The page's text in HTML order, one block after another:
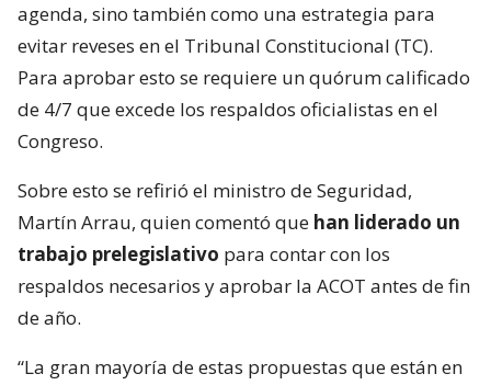
agenda, sino también como una estrategia para
evitar reveses en el Tribunal Constitucional (TC).
Para aprobar esto se requiere un quórum calificado
de 4/7 que excede los respaldos oficialistas en el
Congreso.
Sobre esto se refirió el ministro de Seguridad,
Martín Arrau, quien comentó que han liderado un
trabajo prelegislativo para contar con los
respaldos necesarios y aprobar la ACOT antes de fin
de año.
“La gran mayoría de estas propuestas que están en